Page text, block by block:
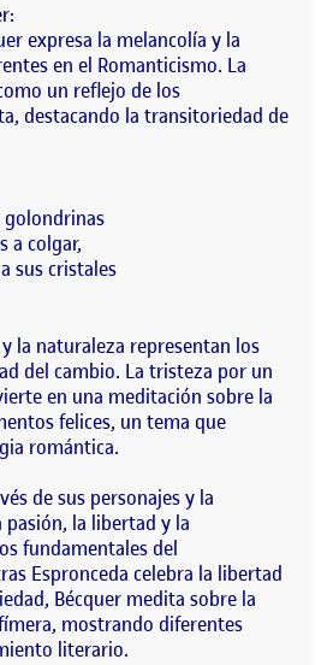
expresa la melancolía y la
en el Romanticismo. La
un reflejo de los
destacando la transitoriedad de
golondrinas
a colgar,
sus cristales
la naturaleza representan los
del cambio. La tristeza por un
en una meditación sobre la
felices, un tema que
romántica.
de sus personajes y la
la libertad y la
fundamentales del
Espronceda celebra la libertad
Bécquer medita sobre la
mostrando diferentes
literario.